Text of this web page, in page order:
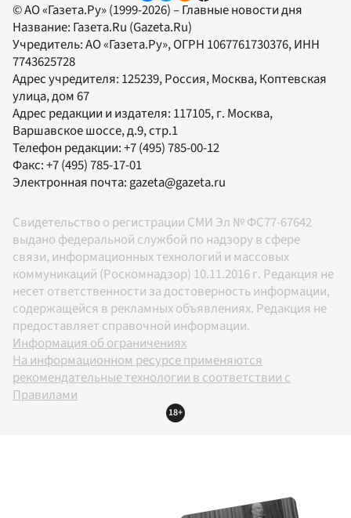
© АО «Газета.Ру» (1999-2026) – Главные новости дня
Название: Газета.Ru (Gazeta.Ru)
Учредитель:АО «Газета.Ру», ОГРН 1067761730376, ИНН
7743625728
Адрес учредителя: 125239, Россия, Москва, Коптевская
улица, дом 67
Адрес редакции и издателя: 117105, г. Москва,
Варшавское шоссе, д.9, стр.1
Телефон редакции:+7 (495) 785-00-12
Факс:+7 (495) 785-17-01
Электронная почта:gazeta@gazeta.ru
Свидетельство о регистрации СМИ Эл № ФС77-67642
выдано федеральной службой по надзору в сфере
связи, информационных технологий и массовых
коммуникаций (Роскомнадзор) 10.11.2016 г. Редакция не
несет ответственности за достоверность информации,
содержащейся в рекламных объявлениях. Редакция не
предоставляет справочной информации.
Информация об ограничениях
На информационном ресурсе применяются
рекомендательные технологии в соответствии с
Правилами
18+